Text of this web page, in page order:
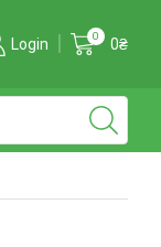
Login 0 0₴